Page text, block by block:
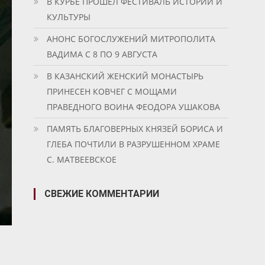
КУЛЬТУРЫ
АНОНС БОГОСЛУЖЕНИЙ МИТРОПОЛИТА
ВАДИМА С 8 ПО 9 АВГУСТА
В КАЗАНСКИЙ ЖЕНСКИЙ МОНАСТЫРЬ
ПРИНЕСЕН КОВЧЕГ С МОЩАМИ
ПРАВЕДНОГО ВОИНА ФЕОДОРА УШАКОВА
ПАМЯТЬ БЛАГОВЕРНЫХ КНЯЗЕЙ БОРИСА И
ГЛЕБА ПОЧТИЛИ В РАЗРУШЕННОМ ХРАМЕ
С. МАТВЕЕВСКОЕ
СВЕЖИЕ КОММЕНТАРИИ